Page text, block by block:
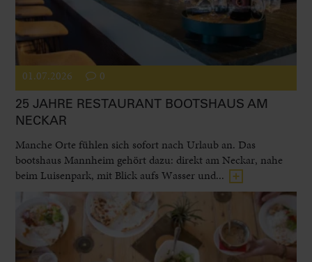
01.07.2026 0
25 JAHRE RESTAURANT BOOTSHAUS AM
NECKAR
Manche Orte fühlen sich sofort nach Urlaub an. Das
bootshaus Mannheim gehört dazu: direkt am Neckar, nahe
beim Luisenpark, mit Blick aufs Wasser und...